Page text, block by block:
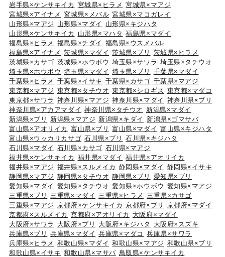
岩手県×ケンサキイカ 宮城県×ヒラメ 宮城県×マアジ
宮城県×アイナメ 宮城県×メバル 宮城県×マコガレイ
山形県×マアジ 山形県×マダイ
山形県×キジハタ
山形県×ケンサキイカ
山形県×マハタ 福島県×マダイ
福島県×ヒラメ 福島県×チダイ 福島県×ウスメバル
福島県×アイナメ 茨城県×マダイ 茨城県×ブリ
茨城県×ヒラメ
茨城県×カサゴ 茨城県×ホウボウ 埼玉県×サワラ 埼玉県×タチウオ
埼玉県×ホウボウ 埼玉県×マダイ 埼玉県×ブリ
千葉県×マダイ
千葉県×ヒラメ 千葉県×イサキ 千葉県×カサゴ 千葉県×マアジ
東京都×マアジ 東京都×タチウオ 東京都×シロギス 東京都×マダコ
東京都×サワラ 神奈川県×マアジ 神奈川県×マダイ 神奈川県×ブリ
神奈川県×アカアマダイ 神奈川県×タチウオ 新潟県×マダイ
新潟県×ブリ
新潟県×マアジ 新潟県×キダイ
新潟県×ゴマサバ
富山県×アオリイカ 富山県×ブリ 富山県×マダイ 富山県×キジハタ
富山県×ウッカリカサゴ 石川県×ブリ
石川県×キジハタ
石川県×マダイ 石川県×カサゴ 石川県×マアジ
福井県×ケンサキイカ 福井県×マダイ 福井県×アオリイカ
福井県×マアジ 福井県×スルメイカ 静岡県×マダイ 静岡県×イサキ
静岡県×マアジ 静岡県×タチウオ 静岡県×ブリ
愛知県×ブリ
愛知県×マダイ 愛知県×タチウオ 愛知県×ホウボウ 愛知県×マアジ
三重県×ブリ
三重県×マダイ 三重県×ヒラメ
三重県×カサゴ
三重県×マアジ 京都府×ケンサキイカ 京都府×ブリ
京都府×マダイ
京都府×スルメイカ 京都府×アオリイカ
大阪府×マダイ
大阪府×サワラ
大阪府×ブリ 大阪府×キジハタ
大阪府×スズキ
兵庫県×ブリ
兵庫県×マダイ 兵庫県×マダコ
兵庫県×サワラ
兵庫県×ヒラメ 和歌山県×マダイ 和歌山県×マアジ 和歌山県×ブリ
和歌山県×イサキ 和歌山県×マサバ 鳥取県×ケンサキイカ